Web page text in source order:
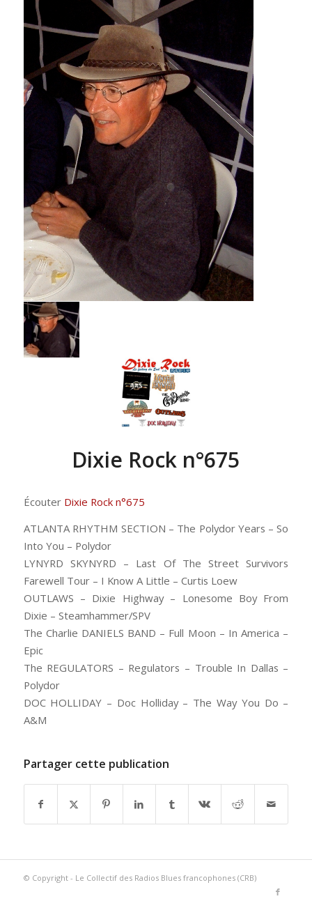
Dixie Rock n°675
Écouter Dixie Rock n°675
ATLANTA RHYTHM SECTION – The Polydor Years – So
Into You – Polydor
LYNYRD SKYNYRD – Last Of The Street Survivors
Farewell Tour – I Know A Little – Curtis Loew
OUTLAWS – Dixie Highway – Lonesome Boy From
Dixie – Steamhammer/SPV
The Charlie DANIELS BAND – Full Moon – In America –
Epic
The REGULATORS – Regulators – Trouble In Dallas –
Polydor
DOC HOLLIDAY – Doc Holliday – The Way You Do –
A&M
Partager cette publication
© Copyright - Le Collectif des Radios Blues francophones (CRB)